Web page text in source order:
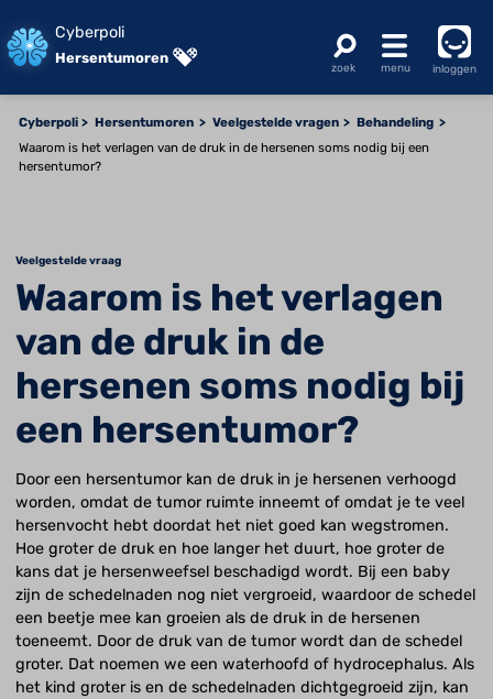
Cyberpoli
Hersentumoren
inloggen
Cyberpoli Hersentumoren Veelgestelde vragen
Behandeling
Waarom is het verlagen van de druk in de hersenen soms nodig bij een
hersentumor?
Veelgestelde vraag
Waarom is het verlagen
van de druk in de
hersenen soms nodig bij
een hersentumor?
Door een hersentumor kan de druk in je hersenen verhoogd
worden, omdat de tumor ruimte inneemt of omdat je te veel
hersenvocht hebt doordat het niet goed kan wegstromen.
Hoe groter de druk en hoe langer het duurt, hoe groter de
kans dat je hersenweefsel beschadigd wordt. Bij een baby
zijn de schedelnaden nog niet vergroeid, waardoor de schedel
een beetje mee kan groeien als de druk in de hersenen
toeneemt. Door de druk van de tumor wordt dan de schedel
groter. Dat noemen we een waterhoofd of hydrocephalus. Als
het kind groter is en de schedelnaden dichtgegroeid zijn, kan